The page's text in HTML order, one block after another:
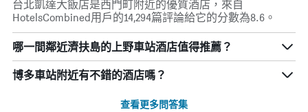
台北凱達大飯店是西門町附近的優質酒店，來自
HotelsCombined用戶的14,294篇評論給它的分數為8.6。
哪一間鄰近濟扶島的上野車站酒店值得推薦？
博多車站附近有不錯的酒店嗎？
查看更多問答集